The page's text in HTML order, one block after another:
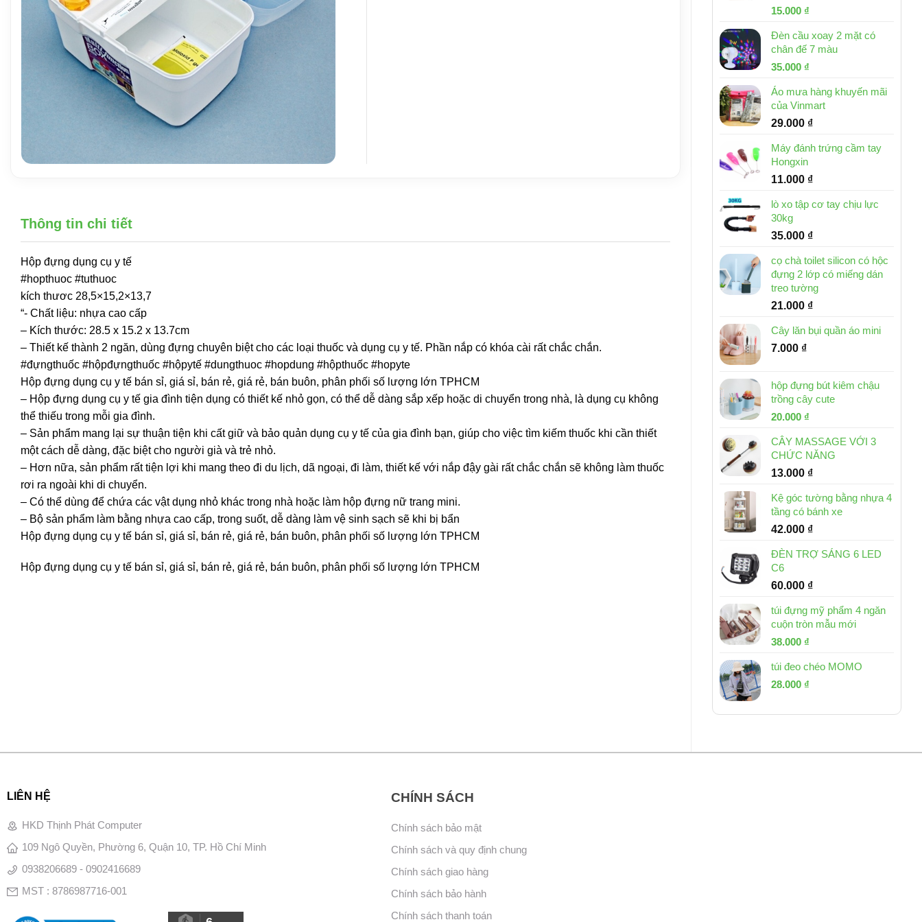
Giá
là:
32.000 ₫.
15.000 ₫
tại
là:
Đèn cầu xoay 2 mặt có
chân đế 7 màu
Giá
là:
46.000 ₫.
35.000 ₫
tại
là:
35.000 ₫.
Áo mưa hàng khuyến mãi
của Vinmart
29.000 ₫
Máy đánh trứng cầm tay
Hongxin
11.000 ₫
lò xo tập cơ tay chịu lực
30kg
35.000 ₫
cọ chà toilet silicon có hộc
đựng 2 lớp có miếng dán
treo tường
21.000 ₫
Cây lăn bụi quần áo mini
7.000 ₫
hộp đựng bút kiêm chậu
trồng cây cute
Giá
là:
30.000 ₫.
20.000 ₫
tại
là:
20.000 ₫.
CÂY MASSAGE VỚI 3
CHỨC NĂNG
13.000 ₫
Kệ góc tường bằng nhựa 4
tầng có bánh xe
42.000 ₫
ĐÈN TRỢ SÁNG 6 LED
C6
60.000 ₫
túi đựng mỹ phẩm 4 ngăn
cuộn tròn mẫu mới
Giá
là:
53.000 ₫.
38.000 ₫
tại
túi đeo chéo MOMO
Giá
là:
28.000 ₫
tại
Thông tin chi tiết
Hộp đựng dụng cụ y tế
#hopthuoc #tuthuoc
kích thươc 28,5×15,2×13,7
“- Chất liệu: nhựa cao cấp
– Kích thước: 28.5 x 15.2 x 13.7cm
– Thiết kế thành 2 ngăn, dùng đựng chuyên biệt cho các loại thuốc và dụng cụ y tế. Phần nắp có khóa cài rất chắc chắn.
#đựngthuốc #hộpđựngthuốc #hộpytế #dungthuoc #hopdung #hộpthuốc #hopyte
Hộp đựng dụng cụ y tế bán sỉ, giá sỉ, bán rẻ, giá rẻ, bán buôn, phân phối số lượng lớn TPHCM
– Hộp đựng dụng cụ y tế gia đình tiện dụng có thiết kế nhỏ gọn, có thể dễ dàng sắp xếp hoặc di chuyển trong nhà, là dụng cụ không
thể thiếu trong mỗi gia đình.
– Sản phẩm mang lại sự thuận tiện khi cất giữ và bảo quản dụng cụ y tế của gia đình bạn, giúp cho việc tìm kiếm thuốc khi cần thiết
một cách dễ dàng, đặc biệt cho người già và trẻ nhỏ.
– Hơn nữa, sản phẩm rất tiện lợi khi mang theo đi du lịch, dã ngoại, đi làm, thiết kế với nắp đậy gài rất chắc chắn sẽ không làm thuốc
rơi ra ngoài khi di chuyển.
– Có thể dùng để chứa các vật dụng nhỏ khác trong nhà hoặc làm hộp đựng nữ trang mini.
– Bộ sản phẩm làm bằng nhựa cao cấp, trong suốt, dễ dàng làm vệ sinh sạch sẽ khi bị bẩn
Hộp đựng dụng cụ y tế bán sỉ, giá sỉ, bán rẻ, giá rẻ, bán buôn, phân phối số lượng lớn TPHCM
Hộp đựng dụng cụ y tế bán sỉ, giá sỉ, bán rẻ, giá rẻ, bán buôn, phân phối số lượng lớn TPHCM
LIÊN HỆ
HKD Thịnh Phát Computer
109 Ngô Quyền, Phường 6, Quận 10, TP. Hồ Chí Minh
0938206689 - 0902416689
MST : 8786987716-001
CHÍNH SÁCH
Chính sách bảo mật
Chính sách và quy định chung
Chính sách giao hàng
Chính sách bảo hành
Chính sách thanh toán